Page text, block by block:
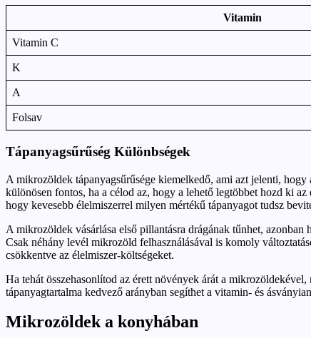
Vitamin
Vitamin C
K
A
Folsav
Tápanyagsűrűség Különbségek
A mikrozöldek tápanyagsűrűsége kiemelkedő, ami azt jelenti,
különösen fontos, ha a célod az, hogy a lehető legtöbbet hozd ki
hogy kevesebb élelmiszerrel milyen mértékű tápanyagot tudsz
A mikrozöldek vásárlása első pillantásra drágának tűnhet,
Csak néhány levél mikrozöld felhasználásával is komoly
csökkentve az élelmiszer-költségeket.
Ha tehát összehasonlítod az érett növények árát a
tápanyagtartalma kedvező arányban segíthet a vitamin- és
Mikrozöldek a konyhában